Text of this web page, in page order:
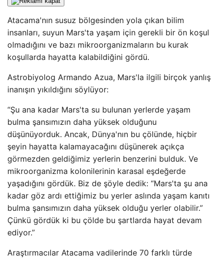
Atacama'nın susuz bölgesinden yola çıkan bilim
insanları, suyun Mars'ta yaşam için gerekli bir ön koşul
olmadığını ve bazı mikroorganizmaların bu kurak
koşullarda hayatta kalabildiğini gördü.
Astrobiyolog Armando Azua, Mars'la ilgili birçok yanlış
inanışın yıkıldığını söylüyor:
“Şu ana kadar Mars'ta su bulunan yerlerde yaşam
bulma şansımızın daha yüksek olduğunu
düşünüyorduk. Ancak, Dünya'nın bu çölünde, hiçbir
şeyin hayatta kalamayacağını düşünerek açıkça
görmezden geldiğimiz yerlerin benzerini bulduk. Ve
mikroorganizma kolonilerinin karasal eşdeğerde
yaşadığını gördük. Biz de şöyle dedik: “Mars'ta şu ana
kadar göz ardı ettiğimiz bu yerler aslında yaşam kanıtı
bulma şansımızın daha yüksek olduğu yerler olabilir.”
Çünkü gördük ki bu çölde bu şartlarda hayat devam
ediyor.”
Araştırmacılar Atacama vadilerinde 70 farklı türde